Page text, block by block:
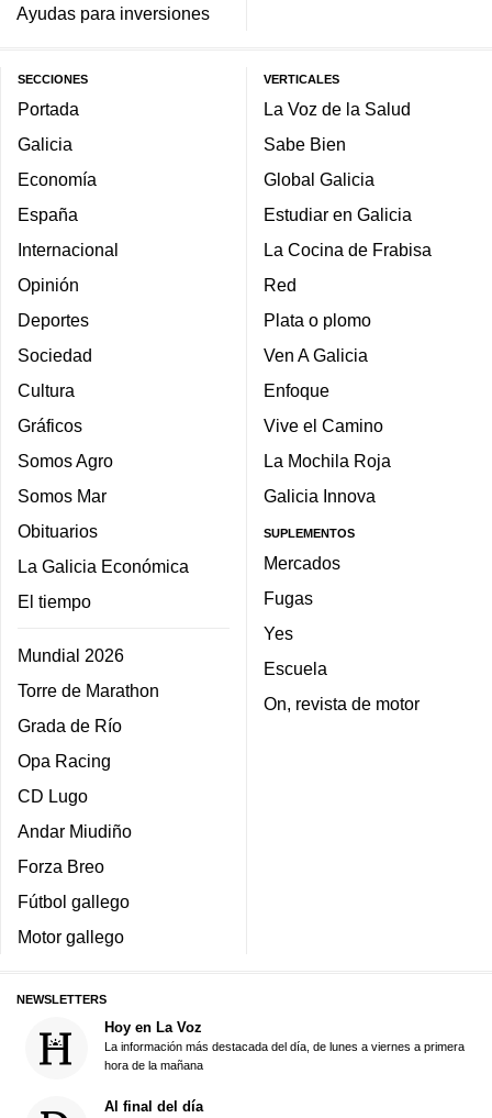
Ayudas para inversiones
SECCIONES
Portada
Galicia
Economía
España
Internacional
Opinión
Deportes
Sociedad
Cultura
Gráficos
Somos Agro
Somos Mar
Obituarios
La Galicia Económica
El tiempo
Mundial 2026
Torre de Marathon
Grada de Río
Opa Racing
CD Lugo
Andar Miudiño
Forza Breo
Fútbol gallego
Motor gallego
VERTICALES
La Voz de la Salud
Sabe Bien
Global Galicia
Estudiar en Galicia
La Cocina de Frabisa
Red
Plata o plomo
Ven A Galicia
Enfoque
Vive el Camino
La Mochila Roja
Galicia Innova
SUPLEMENTOS
Mercados
Fugas
Yes
Escuela
On, revista de motor
NEWSLETTERS
Hoy en La Voz
La información más destacada del día, de lunes a viernes a primera
hora de la mañana
Al final del día